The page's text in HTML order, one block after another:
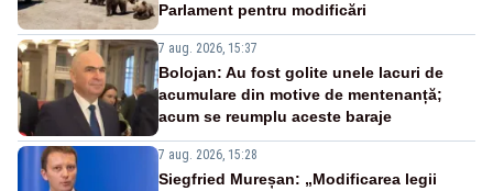
Parlament pentru modificări
7 aug. 2026, 15:37
Bolojan: Au fost golite unele lacuri de
acumulare din motive de mentenanță;
acum se reumplu aceste baraje
7 aug. 2026, 15:28
Siegfried Mureșan: „Modificarea legii